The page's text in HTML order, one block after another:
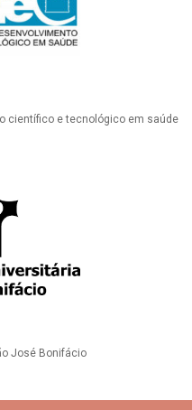
científico e tecnológico em saúde
José Bonifácio